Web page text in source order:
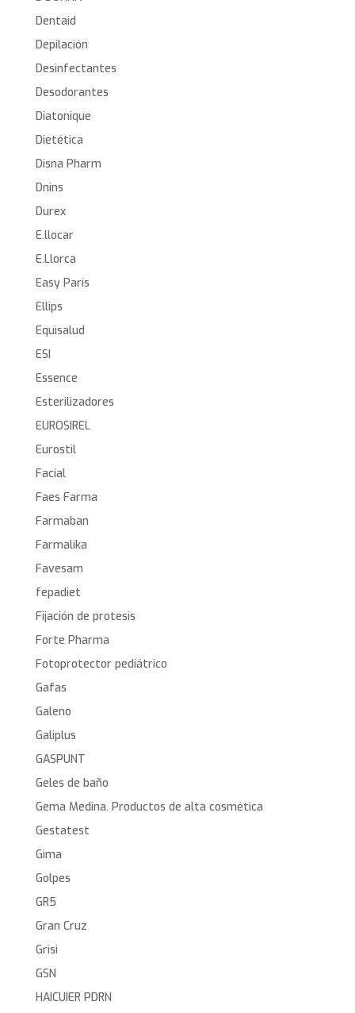
Dentaid
Depilación
Desinfectantes
Desodorantes
Diatonique
Dietética
Disna Pharm
Dnins
Durex
E.llocar
E.Llorca
Easy Paris
Ellips
Equisalud
ESI
Essence
Esterilizadores
EUROSIREL
Eurostil
Facial
Faes Farma
Farmaban
Farmalika
Favesam
fepadiet
Fijación de protesis
Forte Pharma
Fotoprotector pediátrico
Gafas
Galeno
Galiplus
GASPUNT
Geles de baño
Gema Medina. Productos de alta cosmética
Gestatest
Gima
Golpes
GR5
Gran Cruz
Grisi
GSN
HAICUIER PDRN